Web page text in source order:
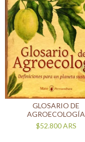
GLOSARIO DE
AGROECOLOGÍA
$52.800ARS